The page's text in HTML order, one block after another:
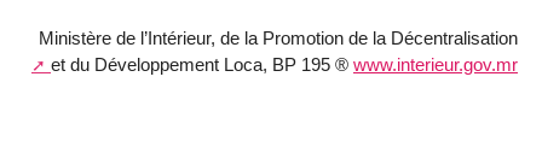
Ministère de l’Intérieur, de la Promotion de la Décentralisation
et du Développement Loca, BP 195 ® www.interieur.gov.mr